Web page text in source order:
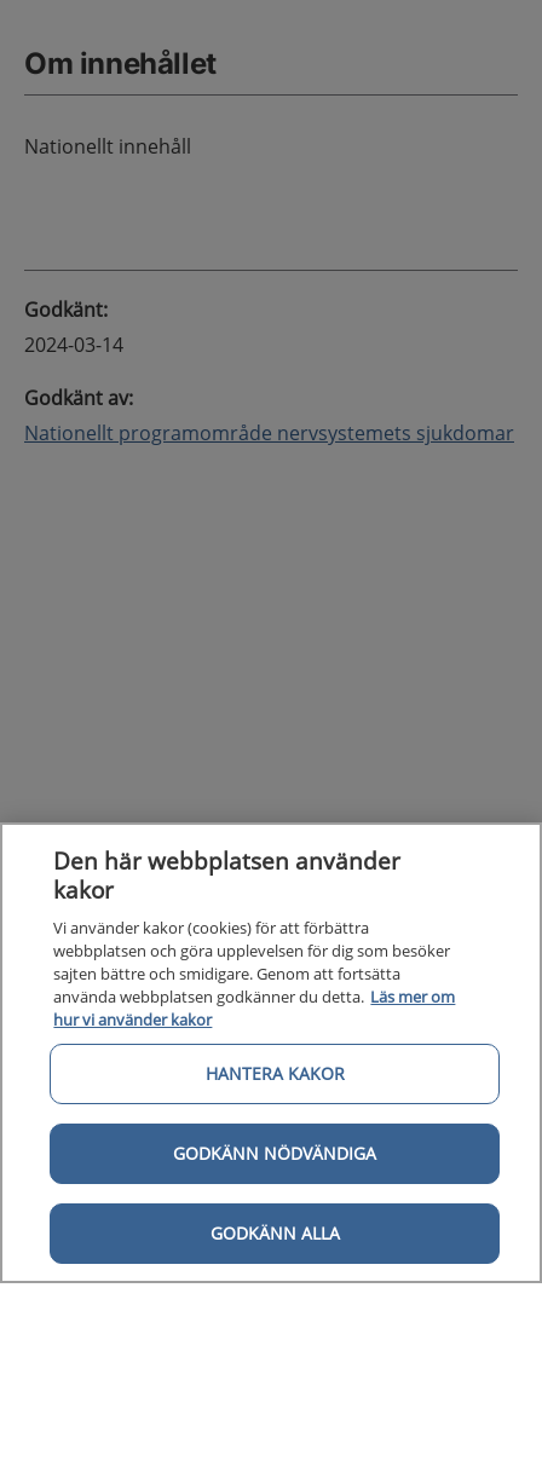
Om innehållet
Nationellt innehåll
Godkänt:
2024-03-14
Godkänt av:
Nationellt programområde nervsystemets sjukdomar
Kunskapsstöd
Om 1177 för vårdpersonal Om
Digital tillgänglighet Digital
Den här webbplatsen använder
kakor
Vi använder kakor (cookies) för att förbättra
webbplatsen och göra upplevelsen för dig som besöker
sajten bättre och smidigare. Genom att fortsätta
använda webbplatsen godkänner du detta. Läs mer om
hur vi använder kakor
HANTERA KAKOR
GODKÄNN NÖDVÄNDIGA
GODKÄNN ALLA